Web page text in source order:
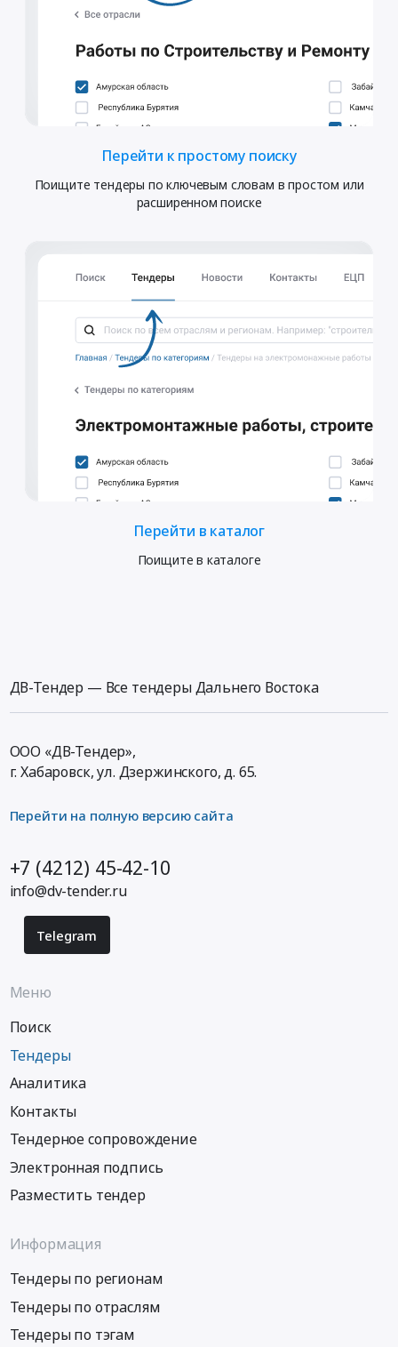
Перейти к простому поиску
Поищите тендеры по ключевым словам в простом или
расширенном поиске
Перейти в каталог
Поищите в каталоге
ДВ-Тендер — Все тендеры Дальнего Востока
ООО «ДВ-Тендер»,
г. Хабаровск,ул. Дзержинского, д. 65.
Перейти на полную версию сайта
+7 (4212) 45-42-10
info@dv-tender.ru
Telegram
Меню
Поиск
Тендеры
Аналитика
Контакты
Тендерное сопровождение
Электронная подпись
Разместить тендер
Информация
Тендеры по регионам
Тендеры по отраслям
Тендеры по тэгам